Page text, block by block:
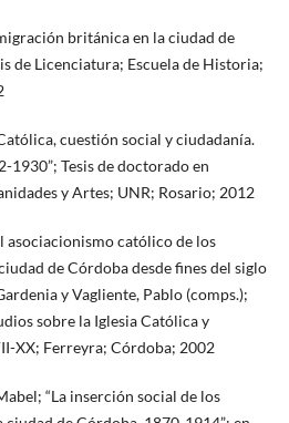
británica en la ciudad de
de Licenciatura; Escuela de Historia;
cuestión social y ciudadanía.
1930”; Tesis de doctorado en
y Artes; UNR; Rosario; 2012
asociacionismo católico de los
de Córdoba desde fines del siglo
y Vagliente, Pablo (comps.);
sobre la Iglesia Católica y
XX; Ferreyra; Córdoba; 2002
“La inserción social de los